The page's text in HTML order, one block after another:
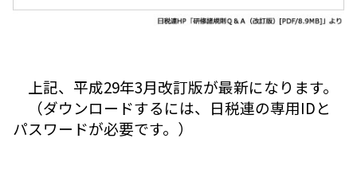
上記、平成29年3月改訂版が最新になります。
（ダウンロードするには、日税連の専用IDと
パスワードが必要です。）